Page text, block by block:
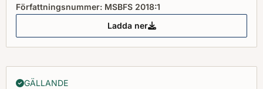
Författningsnummer: MSBFS 2018:1
Ladda ner
MSBFS 2018:1 föreskrifter om
GÄLLANDE